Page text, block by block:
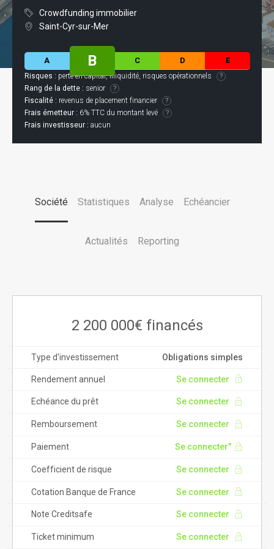
Crowdfunding immobilier
Saint-Cyr-sur-Mer
A B C D E
Risques : perte en capital, illiquidité, risques opérationnels
Rang de la dette : senior
Fiscalité : revenus de placement financier
Frais émetteur : 6% TTC du montant levé
Frais investisseur : aucun
Société Statistiques Analyse Echéancier
Actualités Reporting
2 200 000€ financés
Type d'investissement Obligations simples
Rendement annuel Se connecter
Echéance du prêt Se connecter
Remboursement Se connecter
Paiement Se connecter"
Coefficient de risque Se connecter
Cotation Banque de France Se connecter
Note Creditsafe Se connecter
Ticket minimum Se connecter